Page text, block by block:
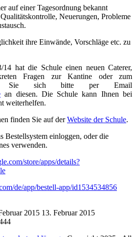
auf einer Tagesordnung bekannt
Neuerungen, Probleme
ihre Einwände, Vorschläge etc. zu
14 hat die Schule einen neuen Caterer,
Fragen zur Kantine oder zum
Sie sich bitte per Email
an diesen. Die Schule kann Ihnen bei
weiterhelfen.
finden Sie auf derWebsite der Schule.
Bestellsystem einloggen, oder die
verwenden.
store/apps/details?
de/app/bestell-app/id1534534856
2015 13. Februar 2015